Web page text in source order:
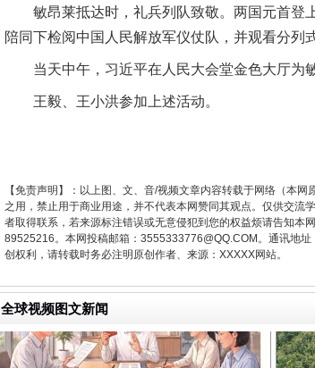
敏昂莱抵达时，礼兵列队致敬。两国元首登
陪同下检阅中国人民解放军仪仗队，并观看分列式
当天中午，习近平在人民大会堂金色大厅为敏
王毅、王小洪参加上述活动。
【免责声明】：以上图、文、音/视频文章内容转载于网络（本
之用，禁止用于商业用途，并不代表本网赞同其观点。仅供交流
者取得联系，若来源标注错误或无意侵犯到您的权益烦请告知
89525216。本网投稿邮箱：3555333776@QQ.COM。通讯地
创权利，请转载时务必注明原创作者、来源：XXXXX网站。
全球视频图文新闻
千年窑火 生生不息
揭开“小金库”的免责幌子